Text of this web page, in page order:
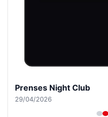
Prenses Night Club
29/04/2026